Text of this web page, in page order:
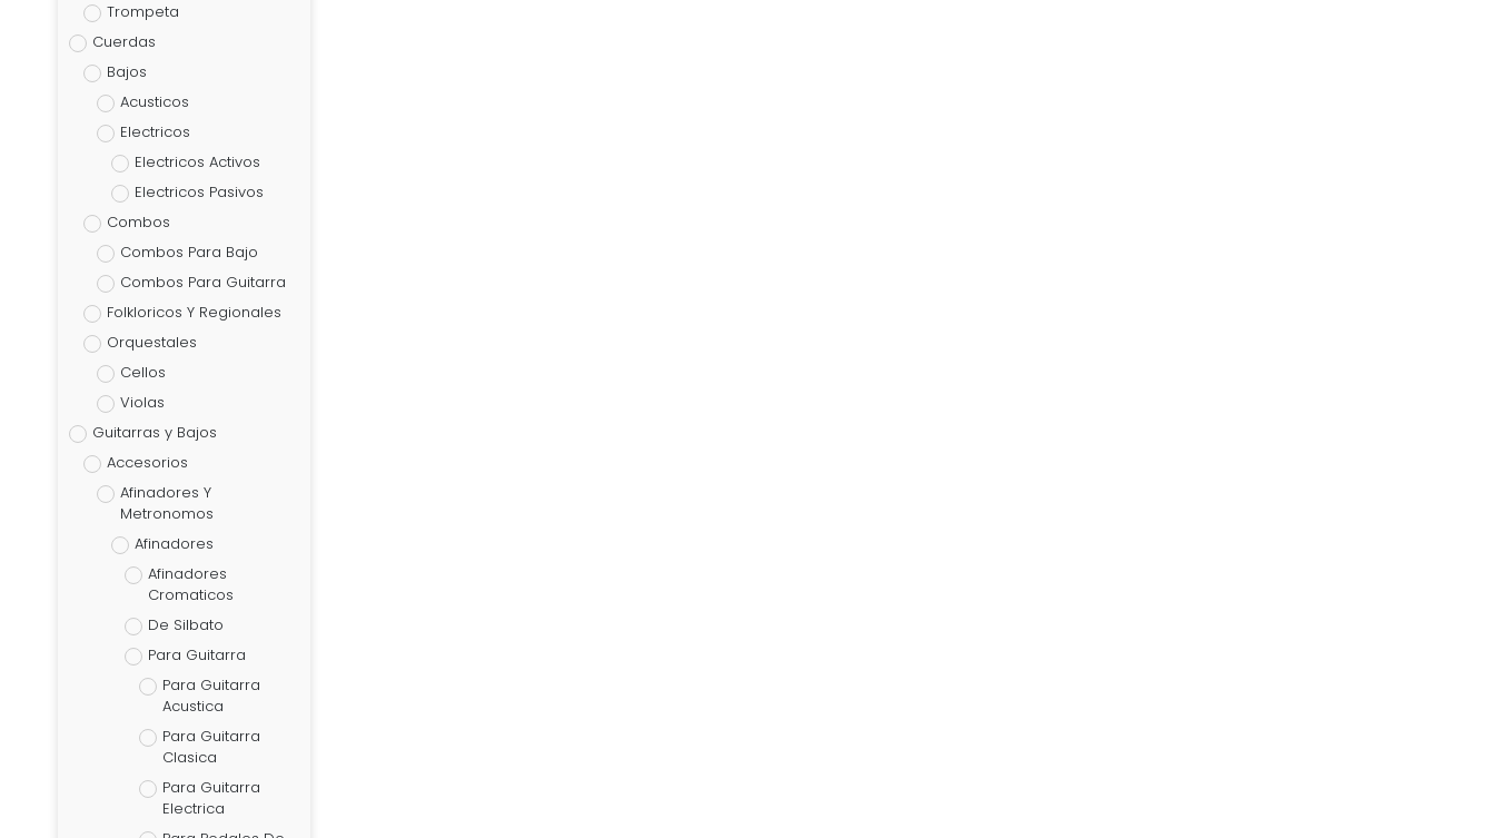
Trompeta
Cuerdas
Bajos
Acusticos
Electricos
Electricos Activos
Electricos Pasivos
Combos
Combos Para Bajo
Combos Para Guitarra
Folkloricos Y Regionales
Orquestales
Cellos
Violas
Guitarras y Bajos
Accesorios
Afinadores Y
Metronomos
Afinadores
Afinadores
Cromaticos
De Silbato
Para Guitarra
Para Guitarra
Acustica
Para Guitarra
Clasica
Para Guitarra
Electrica